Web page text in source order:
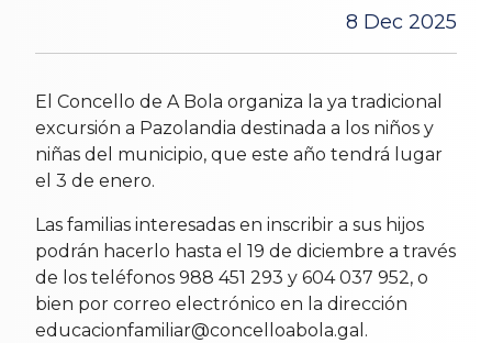
8 Dec 2025
El Concello de A Bola organiza la ya tradicional
excursión a Pazolandia destinada a los niños y
niñas del municipio, que este año tendrá lugar
el 3 de enero.
Las familias interesadas en inscribir a sus hijos
podrán hacerlo hasta el 19 de diciembre a través
de los teléfonos 988 451 293 y 604 037 952, o
bien por correo electrónico en la dirección
educacionfamiliar@concelloabola.gal.